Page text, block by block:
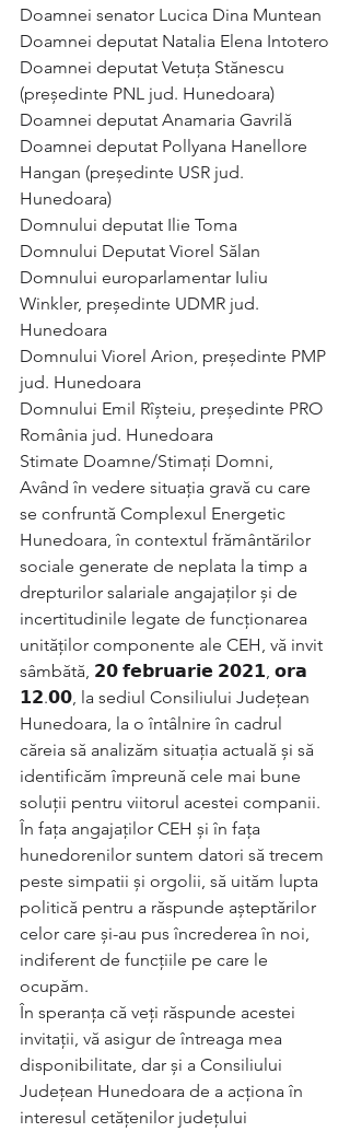
Doamnei senator Lucica Dina Muntean
Doamnei deputat Natalia Elena Intotero
Doamnei deputat Vetuța Stănescu
(președinte PNL jud. Hunedoara)
Doamnei deputat Anamaria Gavrilă
Doamnei deputat Pollyana Hanellore
Hangan (președinte USR jud.
Hunedoara)
Domnului deputat Ilie Toma
Domnului Deputat Viorel Sălan
Domnului europarlamentar Iuliu
Winkler, președinte UDMR jud.
Hunedoara
Domnului Viorel Arion, președinte PMP
jud. Hunedoara
Domnului Emil Rîșteiu, președinte PRO
România jud. Hunedoara
Stimate Doamne/Stimați Domni,
Având în vedere situația gravă cu care
se confruntă Complexul Energetic
Hunedoara, în contextul frământărilor
sociale generate de neplata la timp a
drepturilor salariale angajaților și de
incertitudinile legate de funcționarea
unităților componente ale CEH, vă invit
sâmbătă, 𝟮𝟬 𝗳𝗲𝗯𝗿𝘂𝗮𝗿𝗶𝗲 𝟮𝟬𝟮𝟭, 𝗼𝗿𝗮
𝟭𝟮.𝟬𝟬, la sediul Consiliului Județean
Hunedoara, la o întâlnire în cadrul
căreia să analizăm situația actuală și să
identificăm împreună cele mai bune
soluții pentru viitorul acestei companii.
În fața angajaților CEH și în fața
hunedorenilor suntem datori să trecem
peste simpatii și orgolii, să uităm lupta
politică pentru a răspunde așteptărilor
celor care și-au pus încrederea în noi,
indiferent de funcțiile pe care le
ocupăm.
În speranța că veți răspunde acestei
invitații, vă asigur de întreaga mea
disponibilitate, dar și a Consiliului
Județean Hunedoara de a acționa în
interesul cetățenilor județului